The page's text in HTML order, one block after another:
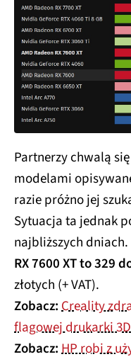
Partnerzy chwalą
modelami
razie próżno jej
Sytuacja ta jednak
najbliższych dniach.
RX 7600 XT to 329
złotych (+ VAT).
Zobacz: Creality
flagowej drukarki 3D
Zobacz: HP robi z